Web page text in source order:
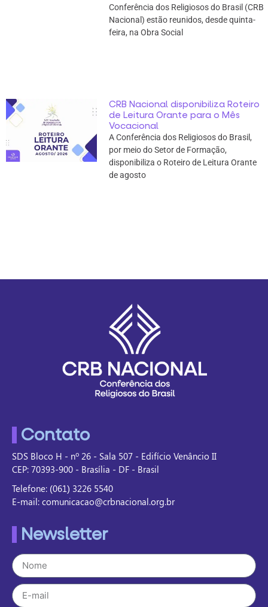
Conferência dos Religiosos do Brasil (CRB
Nacional) estão reunidos, desde quinta-
feira, na Obra Social
CRB Nacional disponibiliza Roteiro
de Leitura Orante para o Mês
Vocacional
A Conferência dos Religiosos do Brasil,
por meio do Setor de Formação,
disponibiliza o Roteiro de Leitura Orante
de agosto
Contato
SDS Bloco H - nº 26 - Sala 507 - Edifício Venâncio II
CEP: 70393-900 - Brasília - DF - Brasil
Telefone: (061) 3226 5540
E-mail: comunicacao@crbnacional.org.br
Newsletter